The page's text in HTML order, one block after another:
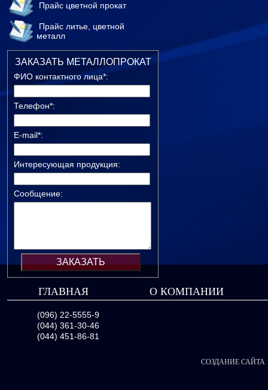
Прайс цветной прокат
Прайс литье, цветной
металл
ЗАКАЗАТЬ МЕТАЛЛОПРОКАТ
ФИО контактного лица*:
Телефон*:
E-mail*:
Интересующая продукция:
Сообщение:
ГЛАВНАЯ О КОМПАНИИ
(096) 22-5555-9
(044) 361-30-46
(044) 451-86-81
СОЗДАНИЕ САЙТА